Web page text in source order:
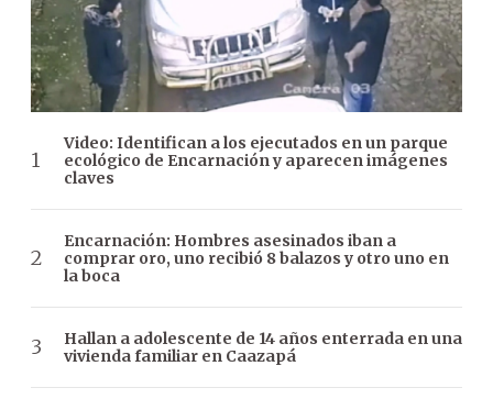
Video: Identifican a los ejecutados en un parque
ecológico de Encarnación y aparecen imágenes
claves
Encarnación: Hombres asesinados iban a
comprar oro, uno recibió 8 balazos y otro uno en
la boca
Hallan a adolescente de 14 años enterrada en una
vivienda familiar en Caazapá